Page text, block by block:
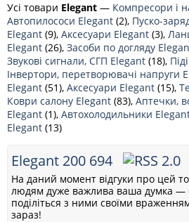
Усі товари Elegant — Компресори і
Автопилососи Elegant (2), Пуско-
Elegant (9), Аксесуари Elegant (3),
Elegant (26), Засоби по догляду
Звукові сигнали, СГП Elegant (18),
Інвертори, перетворювачі напруги
Elegant (51), Аксесуари Elegant (15),
Коври салону Elegant (83), Аптечки,
Elegant (1), Автохолодильники
Elegant (13)
Elegant 200 694
На даний момент відгуки про цей
людям дуже важлива ваша думка —
поділіться з ними своїми
зараз!